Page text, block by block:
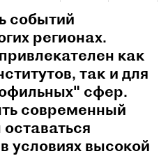
событий
регионах.
как
так и для
сфер.
современный
условиях высокой